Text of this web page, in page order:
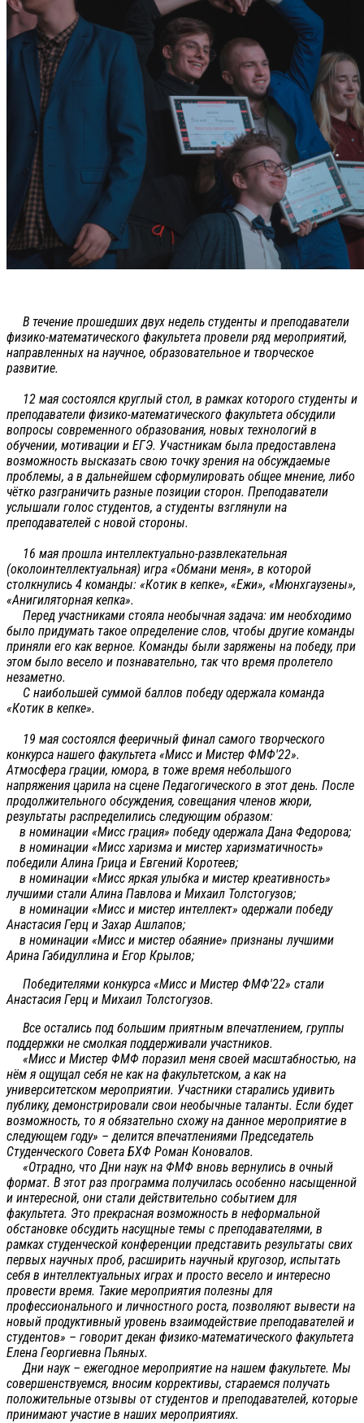
В течение прошедших двух недель студенты и преподаватели
физико-математического факультета провели ряд мероприятий,
направленных на научное, образовательное и творческое
развитие.
12 мая состоялся круглый стол, в рамках которого студенты и
преподаватели физико-математического факультета обсудили
вопросы современного образования, новых технологий в
обучении, мотивации и ЕГЭ. Участникам была предоставлена
возможность высказать свою точку зрения на обсуждаемые
проблемы, а в дальнейшем сформулировать общее мнение, либо
чётко разграничить разные позиции сторон. Преподаватели
услышали голос студентов, а студенты взглянули на
преподавателей с новой стороны.
16 мая прошла интеллектуально-развлекательная
(околоинтеллектуальная) игра «Обмани меня», в которой
столкнулись 4 команды: «Котик в кепке», «Ежи», «Мюнхгаузены»,
«Анигиляторная кепка».
Перед участниками стояла необычная задача: им необходимо
было придумать такое определение слов, чтобы другие команды
приняли его как верное. Команды были заряжены на победу, при
этом было весело и познавательно, так что время пролетело
незаметно.
С наибольшей суммой баллов победу одержала команда
«Котик в кепке».
19 мая состоялся фееричный финал самого творческого
конкурса нашего факультета «Мисс и Мистер ФМФ'22».
Атмосфера грации, юмора, в тоже время небольшого
напряжения царила на сцене Педагогического в этот день. После
продолжительного обсуждения, совещания членов жюри,
результаты распределились следующим образом:
в номинации «Мисс грация» победу одержала Дана Федорова;
в номинации «Мисс харизма и мистер харизматичность»
победили Алина Грица и Евгений Коротеев;
в номинации «Мисс яркая улыбка и мистер креативность»
лучшими стали Алина Павлова и Михаил Толстогузов;
в номинации «Мисс и мистер интеллект» одержали победу
Анастасия Герц и Захар Ашлапов;
в номинации «Мисс и мистер обаяние» признаны лучшими
Арина Габидуллина и Егор Крылов;
Победителями конкурса «Мисс и Мистер ФМФ'22» стали
Анастасия Герц и Михаил Толстогузов.
Все остались под большим приятным впечатлением, группы
поддержки не смолкая поддерживали участников.
«Мисс и Мистер ФМФ поразил меня своей масштабностью, на
нём я ощущал себя не как на факультетском, а как на
университетском мероприятии. Участники старались удивить
публику, демонстрировали свои необычные таланты. Если будет
возможность, то я обязательно схожу на данное мероприятие в
следующем году» – делится впечатлениями Председатель
Студенческого Совета БХФ Роман Коновалов.
«Отрадно, что Дни наук на ФМФ вновь вернулись в очный
формат. В этот раз программа получилась особенно насыщенной
и интересной, они стали действительно событием для
факультета. Это прекрасная возможность в неформальной
обстановке обсудить насущные темы с преподавателями, в
рамках студенческой конференции представить результаты свих
первых научных проб, расширить научный кругозор, испытать
себя в интеллектуальных играх и просто весело и интересно
провести время. Такие мероприятия полезны для
профессионального и личностного роста, позволяют вывести на
новый продуктивный уровень взаимодействие преподавателей и
студентов» – говорит декан физико-математического факультета
Елена Георгиевна Пьяных.
Дни наук – ежегодное мероприятие на нашем факультете. Мы
совершенствуемся, вносим коррективы, стараемся получать
положительные отзывы от студентов и преподавателей, которые
принимают участие в наших мероприятиях.